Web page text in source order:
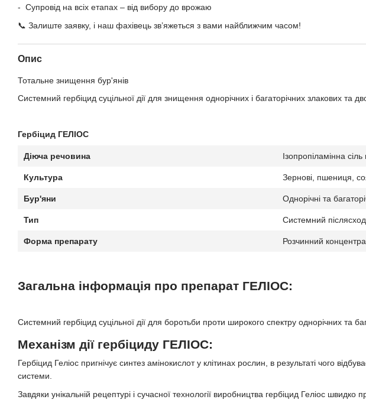
- Супровід на всіх етапах – від вибору до врожаю
📞 Залиште заявку, і наш фахівець зв’яжеться з вами найближчим часом!
Опис
Тотальне знищення бур'янів
Системний гербіцид суцільної дії для знищення однорічних і багаторічних злакових та
Гербіцид ГЕЛІОС
Діюча речовина Ізопропіламінна
Культура Зернові, пшениця,
Бур'яни Однорічні та
Тип Системний
Форма препарату Розчинний
Загальна інформація про препарат ГЕЛІОС:
Системний гербіцид суцільної дії для боротьби проти широкого спектру однорічних та
Механізм дії гербіциду ГЕЛІОС:
Гербіцид Геліос пригнічує синтез амінокислот у клітинах рослин, в результаті чого
системи.
Завдяки унікальній рецептурі і сучасної технології виробництва гербіцид Геліос